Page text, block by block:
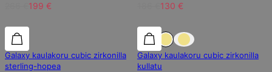
199 € 130 €
30% alennus 30% alennus
Galaxy kaulakoru cubic zirkonilla
sterling-hopea
30% alennus
Galaxy kaulakoru cubic zirkonilla
kullatu